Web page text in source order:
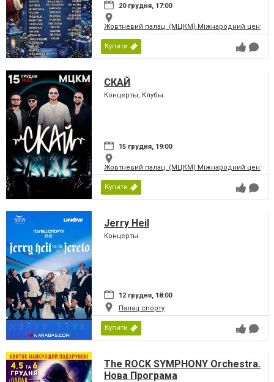
20 грудня, 17:00
Жовтневий палац, (МЦКМ) Міжнародний центр
Купити
СКАЙ
Концерты, Клубы
15 грудня, 19:00
Жовтневий палац, (МЦКМ) Міжнародний центр
Купити
Jerry Heil
Концерты
12 грудня, 18:00
Палац спорту
Купити
The ROCK SYMPHONY Orchestra.
Нова Програма